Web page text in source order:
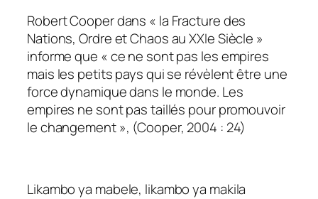
Robert Cooper dans « la Fracture des
Nations, Ordre et Chaos au XXIe Siècle »
informe que « ce ne sont pas les empires
mais les petits pays qui se révèlent être une
force dynamique dans le monde. Les
empires ne sont pas taillés pour promouvoir
le changement », (Cooper, 2004 : 24)
Likambo ya mabele, likambo ya makila